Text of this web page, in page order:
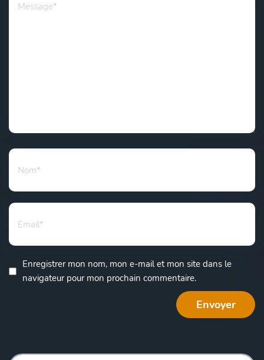
Enregistrer mon nom, mon e-mail et mon site dans le
navigateur pour mon prochain commentaire.